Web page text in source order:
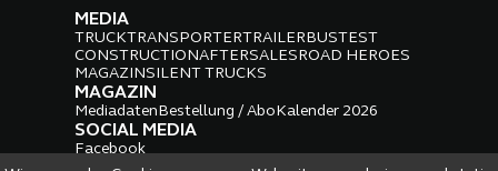
MEDIA
TRUCKTRANSPORTERTRAILER BUSTEST
CONSTRUCTIONAFTERSALES ROAD HEROES
MAGAZIN SILENT TRUCKS
MAGAZIN
Mediadaten Bestellung / Abo Kalender 2026
SOCIAL MEDIA
Facebook
Instagram LinkedIn